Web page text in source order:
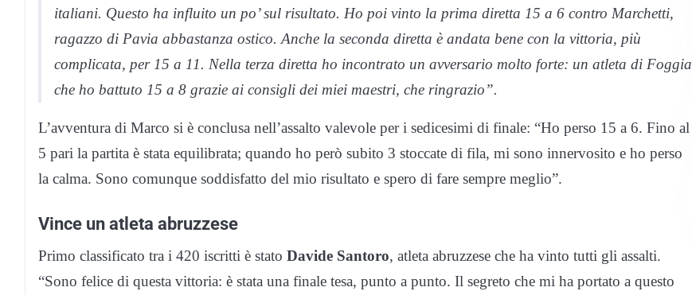
italiani. Questo ha influito un po’ sul risultato. Ho poi vinto la prima diretta 15 a 6 contro Marchetti,
ragazzo di Pavia abbastanza ostico. Anche la seconda diretta è andata bene con la vittoria, più
complicata, per 15 a 11. Nella terza diretta ho incontrato un avversario molto forte: un atleta di Foggia
che ho battuto 15 a 8 grazie ai consigli dei miei maestri, che ringrazio”.
L’avventura di Marco si è conclusa nell’assalto valevole per i sedicesimi di finale: “Ho perso 15 a 6. Fino al
5 pari la partita è stata equilibrata; quando ho però subito 3 stoccate di fila, mi sono innervosito e ho perso
la calma. Sono comunque soddisfatto del mio risultato e spero di fare sempre meglio”.
Vince un atleta abruzzese
Primo classificato tra i 420 iscritti è stato Davide Santoro, atleta abruzzese che ha vinto tutti gli assalti.
“Sono felice di questa vittoria: è stata una finale tesa, punto a punto. Il segreto che mi ha portato a questo